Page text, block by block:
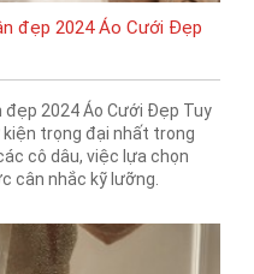
đẹp 2024 Áo Cưới Đẹp
2024 Áo Cưới Đẹp Tuy
kiện trọng đại nhất trong
cô dâu, việc lựa chọn
cân nhắc kỹ lưỡng.